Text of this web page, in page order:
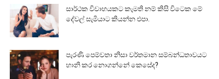
සාර්ථක විවාහයකට කැමති නම් කිසි විටෙක මේ
දේවල් සැමියාට කියන්න එපා.
පැරණි පෙම්වතා නිසා වර්තමාන සම්බන්ධතාවයට
හානි කර නොගන්නේ කෙසේද?